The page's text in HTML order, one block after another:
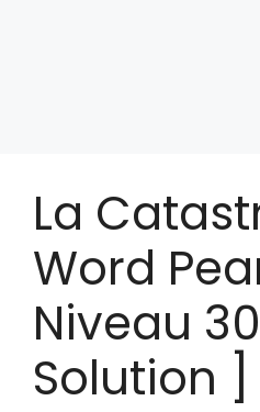
La
Word
Niveau
Solution ]